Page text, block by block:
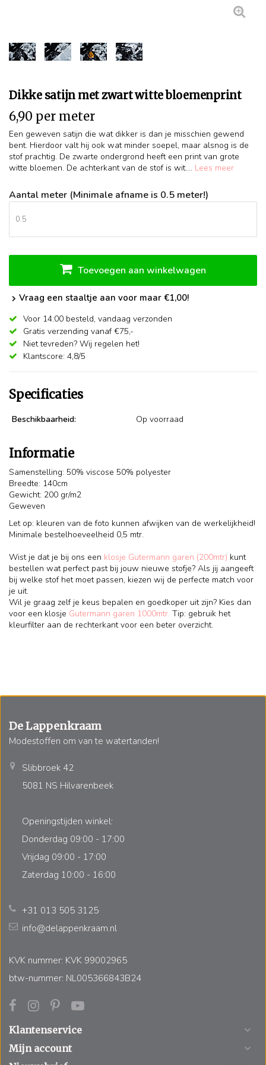
Dikke satijn met zwart witte bloemenprint
6,90 per meter
Een geweven satijn die wat dikker is dan je misschien gewend
bent. Hierdoor valt hij ook wat minder soepel, maar alsnog is de
stof prachtig. De zwarte ondergrond heeft een print van grote
witte bloemen. De achterkant van de stof is wit.... Lees meer
Aantal meter (Minimale afname is 0.5 meter!)
Toevoegen aan winkelwagen
Vraag een staaltje aan voor maar €1,00!
Voor 14:00 besteld, vandaag verzonden
Gratis verzending vanaf €75,-
Niet tevreden? Wij regelen het!
Klantscore: 4,8/5
Specificaties
Beschikbaarheid: Op voorraad
Informatie
Samenstelling: 50% viscose 50% polyester
Breedte: 140cm
Gewicht: 200 gr/m2
Geweven
Let op: kleuren van de foto kunnen afwijken van de werkelijkheid!
Minimale bestelhoeveelheid 0,5 mtr.
Wist je dat je bij ons een klosje Gutermann garen (200mtr) kunt
bestellen wat perfect past bij jouw nieuwe stofje? Als jij aangeeft
bij welke stof het moet passen, kiezen wij de perfecte match voor
je uit.
Wil je graag zelf je keus bepalen en goedkoper uit zijn? Kies dan
voor een klosje Gutermann garen 1000mtr. Tip: gebruik het
kleurfilter aan de rechterkant voor een beter overzicht.
De Lappenkraam
Modestoffen om van te watertanden!
Slibbroek 42
5081 NS Hilvarenbeek
Openingstijden winkel:
Donderdag 09:00 - 17:00
Vrijdag 09:00 - 17:00
Zaterdag 10:00 - 16:00
+31 013 505 3125
info@delappenkraam.nl
KVK nummer: KVK 99002965
btw-nummer: NL005366843B24
Klantenservice
Mijn account